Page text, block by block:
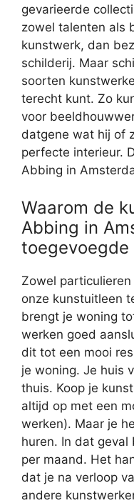
gevarieerde
zowel talenten als
kunstwerk, dan
schilderij. Maar
soorten
terecht kunt. Zo
voor
datgene wat hij of
perfecte interieur.
Abbing in
Waarom de
Abbing in
Zowel
onze kunstuitleen
brengt je woning
werken goed
dit tot een mooi
je woning. Je huis
thuis. Koop je
altijd op met een
werken). Maar je
huren. In dat
per maand. Het
dat je na verloop
andere